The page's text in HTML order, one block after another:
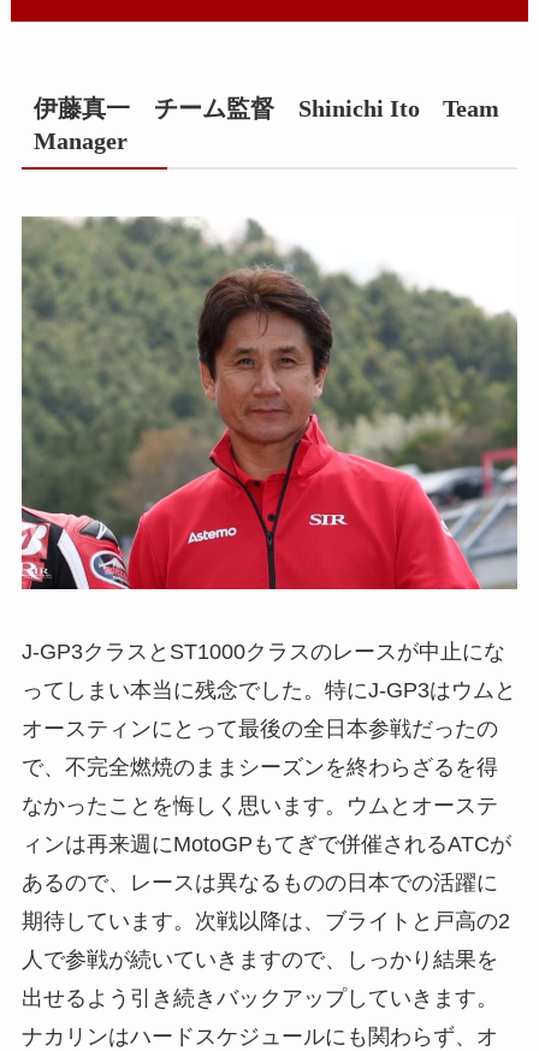
伊藤真一 チーム監督 Shinichi Ito Team
Manager
J-GP3クラスとST1000クラスのレースが中止にな
ってしまい本当に残念でした。特にJ-GP3はウムと
オースティンにとって最後の全日本参戦だったの
で、不完全燃焼のままシーズンを終わらざるを得
なかったことを悔しく思います。ウムとオーステ
ィンは再来週にMotoGPもてぎで併催されるATCが
あるので、レースは異なるものの日本での活躍に
期待しています。次戦以降は、ブライトと戸高の2
人で参戦が続いていきますので、しっかり結果を
出せるよう引き続きバックアップしていきます。
ナカリンはハードスケジュールにも関わらず、オ